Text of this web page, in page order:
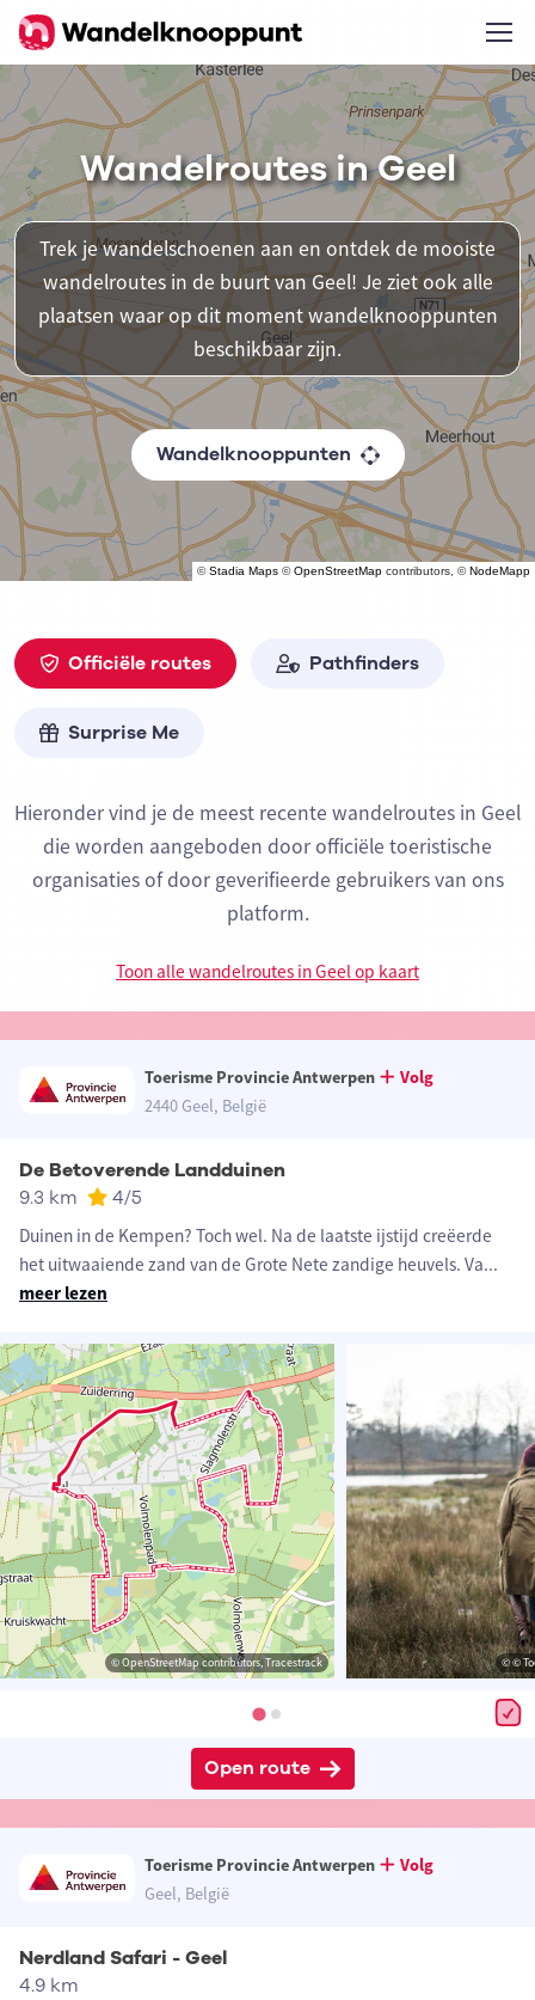
©Stadia Maps ©OpenStreetMap contributors, ©NodeMapp
Wandelroutes in Geel
Trek je wandelschoenen aan en ontdek de mooiste
wandelroutes in de buurt van Geel! Je ziet ook alle
plaatsen waar op dit moment wandelknooppunten
beschikbaar zijn.
Wandelknooppunten
Officiële routes Pathfinders
Surprise Me
Hieronder vind je de meest recente wandelroutes in Geel
die worden aangeboden door officiële toeristische
organisaties of door geverifieerde gebruikers van ons
platform.
Toon alle wandelroutes in Geel op kaart
Toerisme Provincie Antwerpen
Volg
2440 Geel, België
De Betoverende Landduinen
9.3 km 4/5
Duinen in de Kempen? Toch wel. Na de laatste ijstijd creëerde
het uitwaaiende zand van de Grote Nete zandige heuvels. Va...
meer lezen
© OpenStreetMap contributors, Tracestrack © ©
Open route
Toerisme Provincie Antwerpen
Volg
Geel, België
Nerdland Safari - Geel
4.9 km